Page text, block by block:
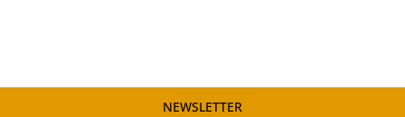
NEWSLETTER